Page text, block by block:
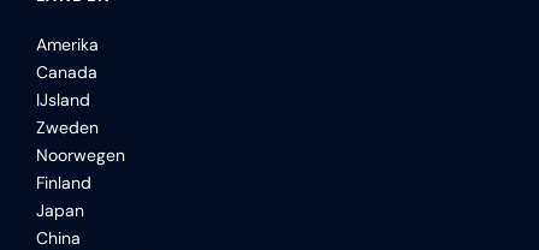
Amerika
Canada
IJsland
Zweden
Noorwegen
Finland
Japan
China